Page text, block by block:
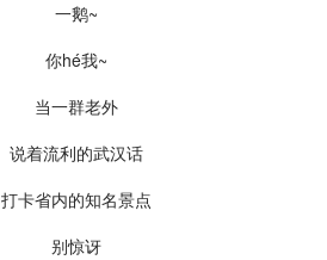
一鹅~
你hé我~
当一群老外
说着流利的武汉话
打卡省内的知名景点
别惊讶